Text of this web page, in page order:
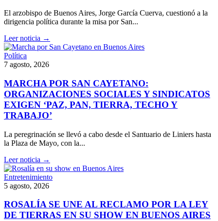
El arzobispo de Buenos Aires, Jorge García Cuerva, cuestionó a la
dirigencia política durante la misa por San...
Leer noticia →
Política
7 agosto, 2026
MARCHA POR SAN CAYETANO:
ORGANIZACIONES SOCIALES Y SINDICATOS
EXIGEN ‘PAZ, PAN, TIERRA, TECHO Y
TRABAJO’
La peregrinación se llevó a cabo desde el Santuario de Liniers hasta
la Plaza de Mayo, con la...
Leer noticia →
Entretenimiento
5 agosto, 2026
ROSALÍA SE UNE AL RECLAMO POR LA LEY
DE TIERRAS EN SU SHOW EN BUENOS AIRES